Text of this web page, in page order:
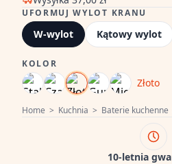
Home > Kuchnia > Baterie kuchenne
UFORMUJ WYLOT KRANU
W-wylot Kątowy wylot
KOLOR
Złoto
10-letnia